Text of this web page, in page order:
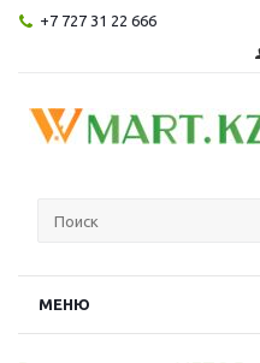
+7 727 31 22 666
МЕНЮ